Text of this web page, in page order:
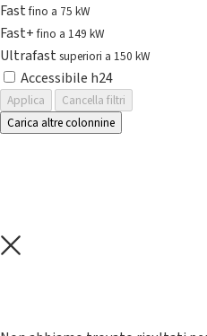
Fastfino a 75 kW
Fast+fino a 149 kW
Ultrafast superiori a 150 kW
Accessibile h24
Applica
Cancella filtri
Carica altre colonnine